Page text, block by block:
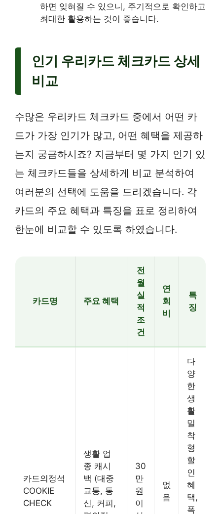
하면 잊혀질 수 있으니, 주기적으로 확인하고
최대한 활용하는 것이 좋습니다.
인기 우리카드 체크카드 상세
비교
수많은 우리카드 체크카드 중에서 어떤 카
드가 가장 인기가 많고, 어떤 혜택을 제공하
는지 궁금하시죠? 지금부터 몇 가지 인기 있
는 체크카드들을 상세하게 비교 분석하여
여러분의 선택에 도움을 드리겠습니다. 각
카드의 주요 혜택과 특징을 표로 정리하여
한눈에 비교할 수 있도록 하였습니다.
카드명 주요 혜택
전
월
실
적
조
건
연
회
비
특
징
카드의정석
COOKIE
CHECK
생활 업
종 캐시
백 (대중
교통, 통
신, 커피,
30
만
원
이
없
음
다
양
한
생
활
밀
착
형
할
인
혜
택,
폭